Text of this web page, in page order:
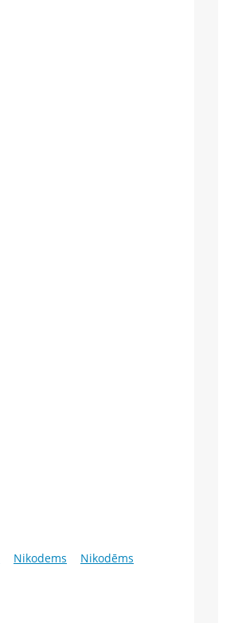
Nikodems
Nikodēms